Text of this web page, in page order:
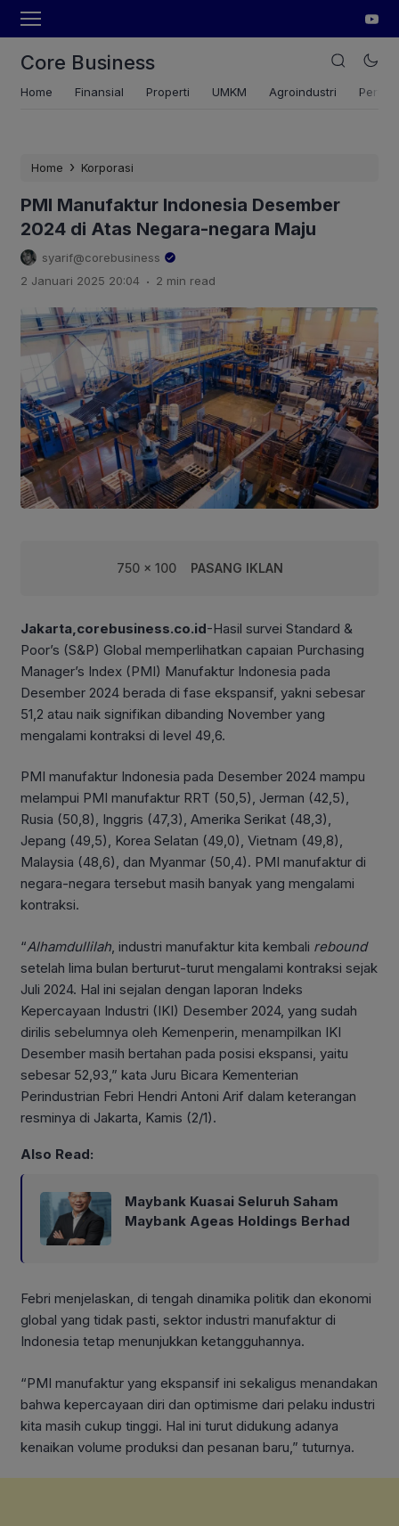
Core Business
Home Finansial Properti UMKM Agroindustri
Home › Korporasi
PMI Manufaktur Indonesia Desember
2024 di Atas Negara-negara Maju
syarif@corebusiness
2 Januari 2025 20:04 . 2 min read
750 x 100 PASANG IKLAN
Jakarta,corebusiness.co.id-Hasil survei Standard &
Poor’s (S&P) Global memperlihatkan capaian Purchasing
Manager’s Index (PMI) Manufaktur Indonesia pada
Desember 2024 berada di fase ekspansif, yakni sebesar
51,2 atau naik signifikan dibanding November yang
mengalami kontraksi di level 49,6.
PMI manufaktur Indonesia pada Desember 2024 mampu
melampui PMI manufaktur RRT (50,5), Jerman (42,5),
Rusia (50,8), Inggris (47,3), Amerika Serikat (48,3),
Jepang (49,5), Korea Selatan (49,0), Vietnam (49,8),
Malaysia (48,6), dan Myanmar (50,4). PMI manufaktur di
negara-negara tersebut masih banyak yang mengalami
kontraksi.
“Alhamdullilah, industri manufaktur kita kembali rebound
setelah lima bulan berturut-turut mengalami kontraksi sejak
Juli 2024. Hal ini sejalan dengan laporan Indeks
Kepercayaan Industri (IKI) Desember 2024, yang sudah
dirilis sebelumnya oleh Kemenperin, menampilkan IKI
Desember masih bertahan pada posisi ekspansi, yaitu
sebesar 52,93,” kata Juru Bicara Kementerian
Perindustrian Febri Hendri Antoni Arif dalam keterangan
resminya di Jakarta, Kamis (2/1).
Also Read:
Maybank Kuasai Seluruh Saham
Maybank Ageas Holdings Berhad
Febri menjelaskan, di tengah dinamika politik dan ekonomi
global yang tidak pasti, sektor industri manufaktur di
Indonesia tetap menunjukkan ketangguhannya.
“PMI manufaktur yang ekspansif ini sekaligus menandakan
bahwa kepercayaan diri dan optimisme dari pelaku industri
kita masih cukup tinggi. Hal ini turut didukung adanya
kenaikan volume produksi dan pesanan baru,” tuturnya.